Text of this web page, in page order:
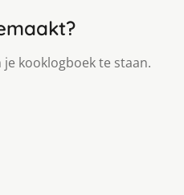
kooklogboek te staan.